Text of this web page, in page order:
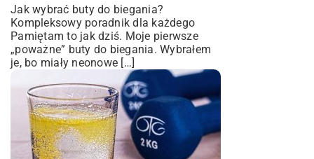
Jak wybrać buty do biegania?
Kompleksowy poradnik dla każdego
Pamiętam to jak dziś. Moje pierwsze
„poważne” buty do biegania. Wybrałem
je, bo miały neonowe […]